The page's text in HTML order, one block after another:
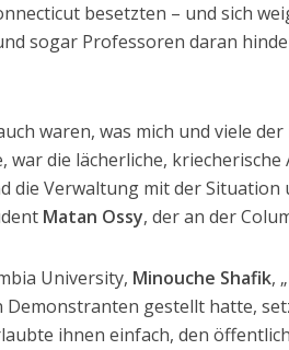
besetzten – und sich
sogar Professoren daran
waren, was mich und viele
die lächerliche, kriecherische
die Verwaltung mit der Situation
Matan Ossy, der an der
University, Minouche Shafik,
Demonstranten gestellt hatte,
ihnen einfach, den